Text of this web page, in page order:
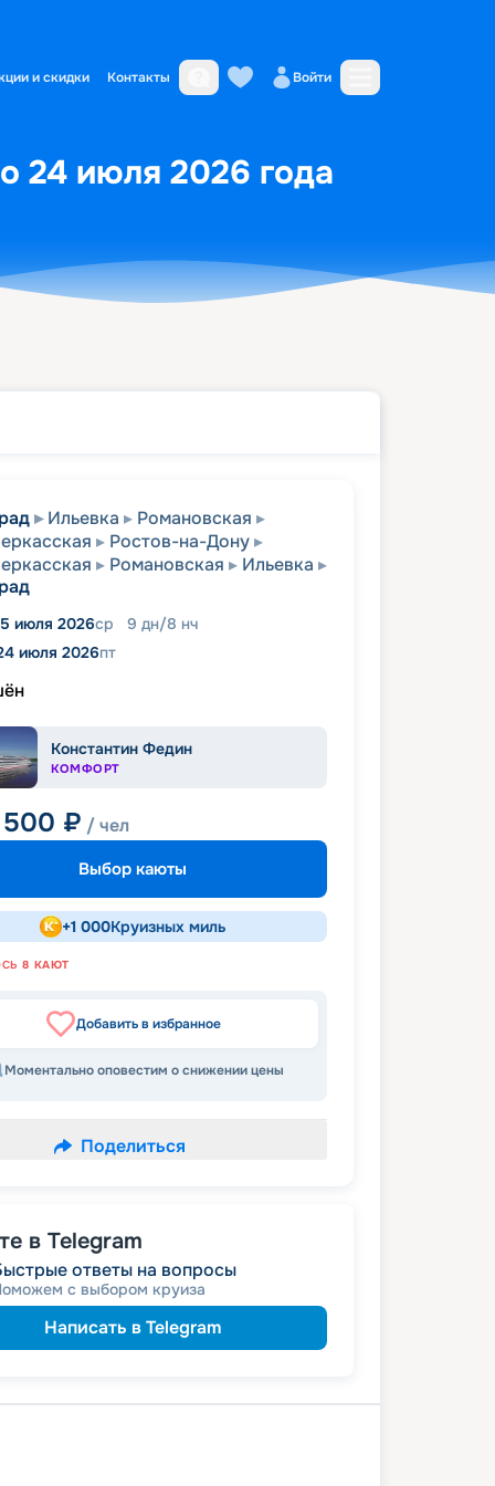
и скидки Контакты Войти
24 июля 2026 года
Ильевка
Романовская
Ростов-на-Дону
Романовская
Ильевка
июля 2026ср 9 дн/8 нч
июля 2026пт
Константин Федин
КОМФОРТ
₽ / чел
Выбор каюты
+1 000Круизных миль
8 КАЮТ
Добавить в избранное
Моментально оповестим о снижении цены
Поделиться
в Telegram
ответы на вопросы
с выбором круиза
Написать в Telegram